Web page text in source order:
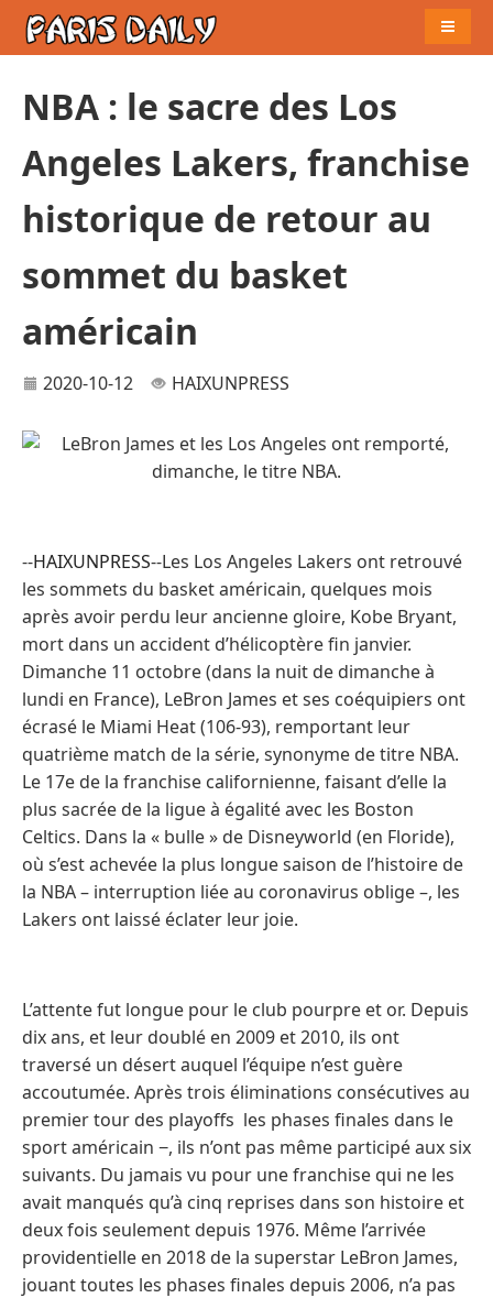
NBA : le sacre des Los
Angeles Lakers, franchise
historique de retour au
sommet du basket
américain
2020-10-12 HAIXUNPRESS
--HAIXUNPRESS--Les Los Angeles Lakers ont retrouvé
les sommets du basket américain, quelques mois
après avoir perdu leur ancienne gloire, Kobe Bryant,
mort dans un accident d’hélicoptère fin janvier.
Dimanche 11 octobre (dans la nuit de dimanche à
lundi en France), LeBron James et ses coéquipiers ont
écrasé le Miami Heat (106-93), remportant leur
quatrième match de la série, synonyme de titre NBA.
Le 17e de la franchise californienne, faisant d’elle la
plus sacrée de la ligue à égalité avec les Boston
Celtics. Dans la « bulle » de Disneyworld (en Floride),
où s’est achevée la plus longue saison de l’histoire de
la NBA – interruption liée au coronavirus oblige –, les
Lakers ont laissé éclater leur joie.
L’attente fut longue pour le club pourpre et or. Depuis
dix ans, et leur doublé en 2009 et 2010, ils ont
traversé un désert auquel l’équipe n’est guère
accoutumée. Après trois éliminations consécutives au
premier tour des playoffs les phases finales dans le
sport américain −, ils n’ont pas même participé aux six
suivants. Du jamais vu pour une franchise qui ne les
avait manqués qu’à cinq reprises dans son histoire et
deux fois seulement depuis 1976. Même l’arrivée
providentielle en 2018 de la superstar LeBron James,
jouant toutes les phases finales depuis 2006, n’a pas